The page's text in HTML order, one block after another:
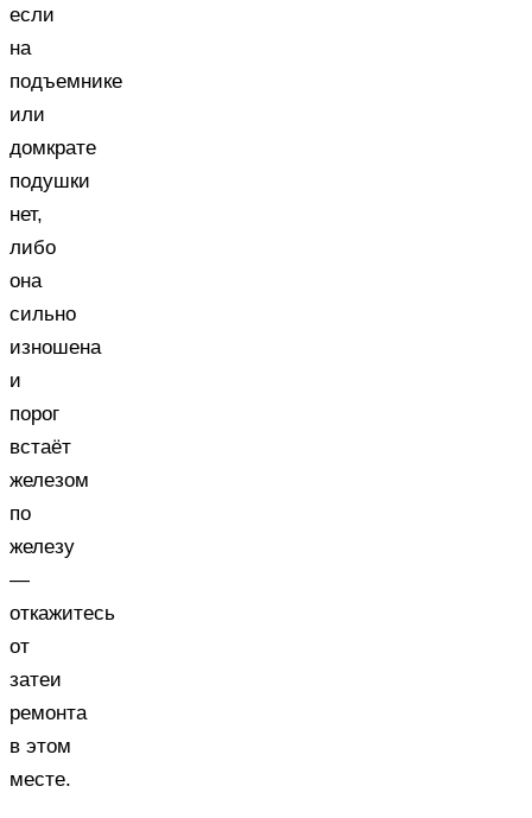
если
на
подъемнике
или
домкрате
подушки
нет,
либо
она
сильно
изношена
и
порог
встаёт
железом
по
железу
—
откажитесь
от
затеи
ремонта
в этом
месте.